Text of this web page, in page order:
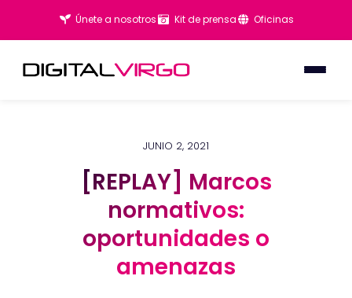
Únete a nosotros Kit de prensa Oficinas
JUNIO 2, 2021
[REPLAY] Marcos
normativos:
oportunidades o
amenazas
[REPLAY] Marcos
normativos:
oportunidades o
amenazas